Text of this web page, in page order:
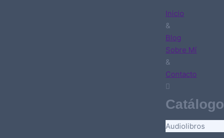
Inicio
&
Blog
Sobre Mí
&
Contacto
Catálogo
Audiolibros